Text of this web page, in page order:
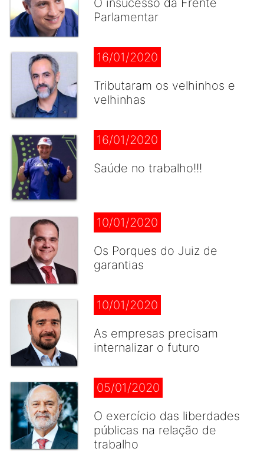
Parlamentar
16/01/2020
Tributaram os velhinhos e
velhinhas
16/01/2020
Saúde no trabalho!!!
10/01/2020
Os Porques do Juiz de
garantias
10/01/2020
As empresas precisam
internalizar o futuro
05/01/2020
O exercício das liberdades
públicas na relação de
trabalho